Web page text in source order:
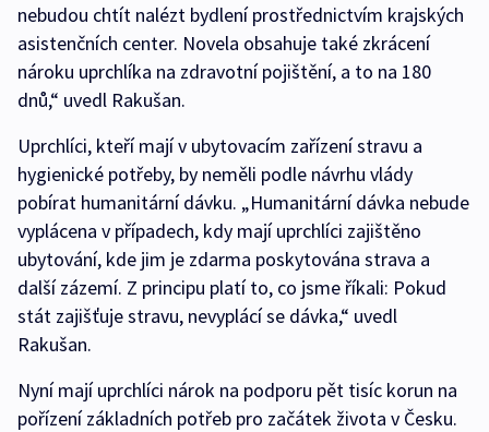
nebudou chtít nalézt bydlení prostřednictvím krajských
asistenčních center. Novela obsahuje také zkrácení
nároku uprchlíka na zdravotní pojištění, a to na 180
dnů,“ uvedl Rakušan.
Uprchlíci, kteří mají v ubytovacím zařízení stravu a
hygienické potřeby, by neměli podle návrhu vlády
pobírat humanitární dávku. „Humanitární dávka nebude
vyplácena v případech, kdy mají uprchlíci zajištěno
ubytování, kde jim je zdarma poskytována strava a
další zázemí. Z principu platí to, co jsme říkali: Pokud
stát zajišťuje stravu, nevyplácí se dávka,“ uvedl
Rakušan.
Nyní mají uprchlíci nárok na podporu pět tisíc korun na
pořízení základních potřeb pro začátek života v Česku.